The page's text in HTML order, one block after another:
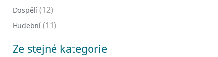
Dospělí (12)
Hudební (11)
Ze stejné kategorie